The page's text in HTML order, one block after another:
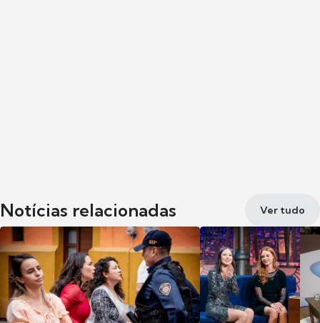
Notícias relacionadas Ver tudo